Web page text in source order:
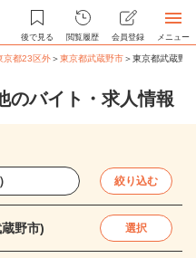
後で見る 閲覧履歴 会員登録 メニュー
京都23区外＞東京都武蔵野市＞東京都武蔵野
のバイト・求人情報
絞り込む
野市) 選択